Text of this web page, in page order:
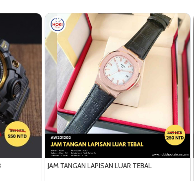
JAM TANGAN LAPISAN LUAR TEBAL